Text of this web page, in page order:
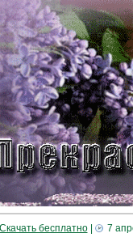
Скачать бесплатно| 7